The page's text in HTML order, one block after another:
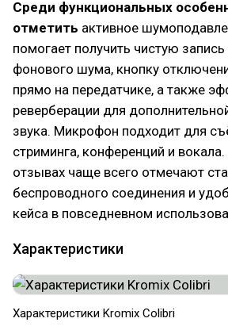
Среди функциональных
отметить активное
помогает получить чистую запись
фонового шума, кнопку
прямо на передатчике, а также
реверберации для
звука. Микрофон подходит для
стриминга, конференций и
отзывах чаще всего отмечают
беспроводного соединения и
кейса в повседневном
Характеристики
Характеристики Kromix Colibri